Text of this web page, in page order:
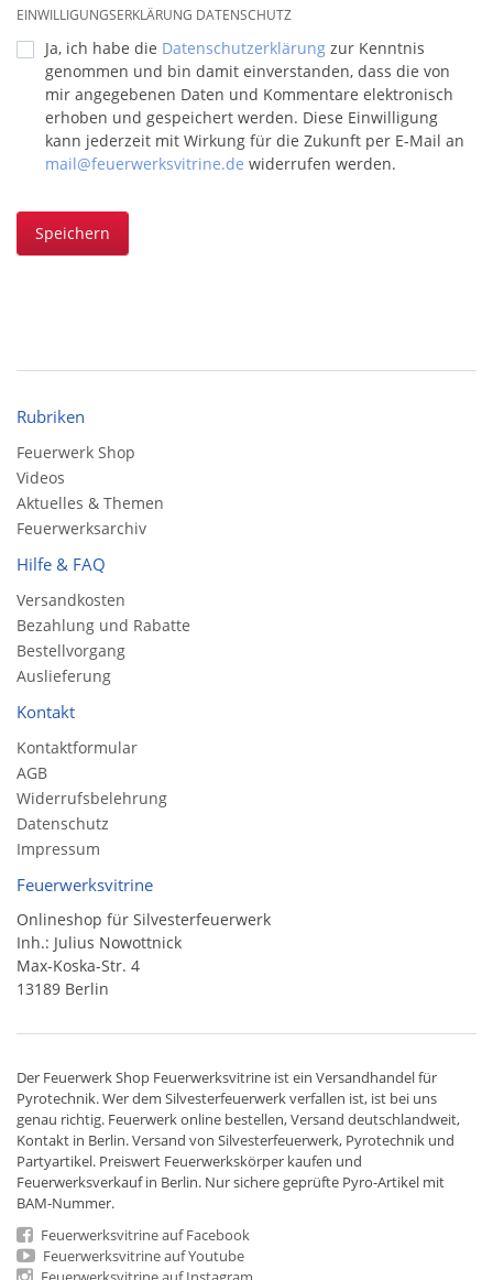
EINWILLIGUNGSERKLÄRUNG DATENSCHUTZ
Ja, ich habe die Datenschutzerklärung zur Kenntnis
genommen und bin damit einverstanden, dass die von
mir angegebenen Daten und Kommentare elektronisch
erhoben und gespeichert werden. Diese Einwilligung
kann jederzeit mit Wirkung für die Zukunft per E-Mail an
mail@feuerwerksvitrine.de widerrufen werden.
Speichern
Rubriken
Feuerwerk Shop
Videos
Aktuelles & Themen
Feuerwerksarchiv
Hilfe & FAQ
Versandkosten
Bezahlung und Rabatte
Bestellvorgang
Auslieferung
Kontakt
Kontaktformular
AGB
Widerrufsbelehrung
Datenschutz
Impressum
Feuerwerksvitrine
Onlineshop für Silvesterfeuerwerk
Inh.: Julius Nowottnick
Max-Koska-Str. 4
13189 Berlin
Der Feuerwerk Shop Feuerwerksvitrine ist ein Versandhandelfür
Pyrotechnik. Wer dem Silvesterfeuerwerk verfallen ist, ist bei uns
genau richtig. Feuerwerk online bestellen,Versand deutschlandweit,
Kontakt in Berlin. Versand von Silvesterfeuerwerk, Pyrotechnik und
Partyartikel. Preiswert Feuerwerkskörper kaufen und
Feuerwerksverkauf in Berlin. Nur sichere geprüfte Pyro-Artikel mit
BAM-Nummer.
Feuerwerksvitrine auf Facebook
Feuerwerksvitrine auf Youtube